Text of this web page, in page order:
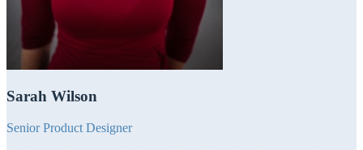
Sarah Wilson
Senior Product Designer